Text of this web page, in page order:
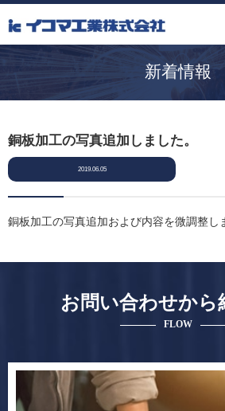
新着情報
銅板加工の写真追加しました。
2019.06.05
銅板加工の写真追加および内容を微調整し
お問い合わせから
FLOW